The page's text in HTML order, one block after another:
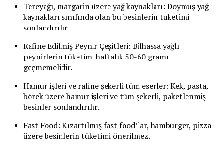
Tereyağı, margarin üzere yağ kaynakları: Doymuş yağ
kaynakları sınıfında olan bu besinlerin tüketimi
sonlandırılır.
Rafine Edilmiş Peynir Çeşitleri: Bilhassa yağlı
peynirlerin tüketimi haftalık 50-60 gramı
geçmemelidir.
Hamur işleri ve rafine şekerli tüm eserler: Kek, pasta,
börek üzere hamur işleri ve tüm şekerli, paketlenmiş
besinler sonlandırılır.
Fast Food: Kızartılmış fast food’lar, hamburger, pizza
üzere besinlerin tüketimi önerilmez.